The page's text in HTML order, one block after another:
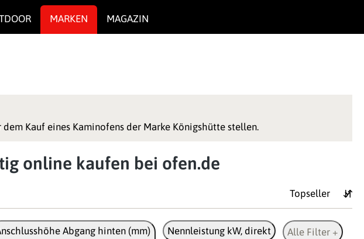
MARKEN MAGAZIN
Kauf eines Kaminofens der Marke Königshütte stellen.
online kaufen bei ofen.de
Abgang hinten (mm) Nennleistung kW, direkt Alle Filter +